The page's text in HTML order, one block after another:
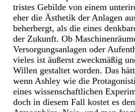
tristes Gebilde von einem
eher die Ästhetik der Anlagen
beherbergt, als die eines
der Zukunft. Ob
Versorgungsanlagen oder
vieles ist äußerst zweckmäßig
Willen gestaltet worden. Das
wenn Ashley wie die
eines wissenschaftlichen
doch in diesem Fall kostet es